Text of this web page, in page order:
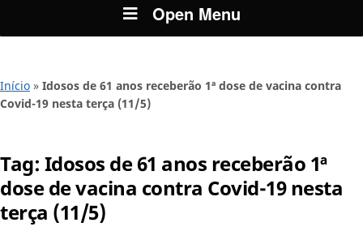
Open Menu
Início » Idosos de 61 anos receberão 1ª dose de vacina contra
Covid-19 nesta terça (11/5)
Tag: Idosos de 61 anos receberão 1ª
dose de vacina contra Covid-19 nesta
terça (11/5)